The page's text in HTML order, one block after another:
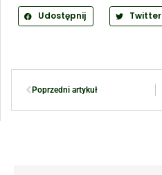
Udostępnij Twitter
Poprzedni artykuł